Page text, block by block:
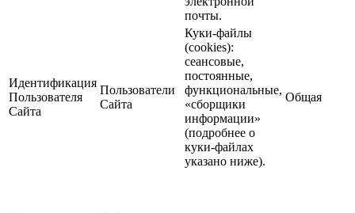
почты.
Идентификация
Пользователя
Сайта
Пользователи
Сайта
Куки-файлы
(cookies):
сеансовые,
постоянные,
функциональные,
«сборщики
информации»
(подробнее о
куки-файлах
указано ниже).
Общая